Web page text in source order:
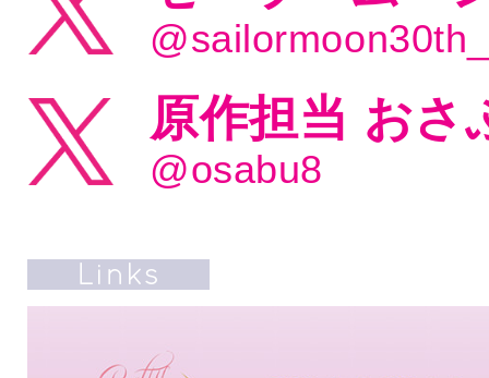
@sailormoon30th_
原作担当 おさ
@osabu8